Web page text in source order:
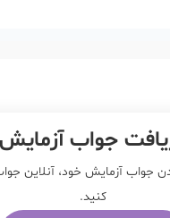
جواب آزمایش
جواب آزمایش خود، آنلاین
کنید.